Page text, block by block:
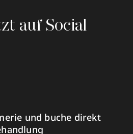
auf Social
und buche direkt